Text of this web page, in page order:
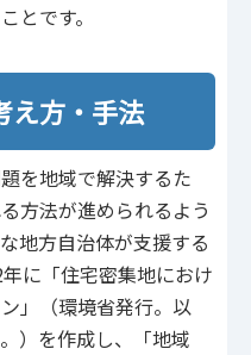
とです。
え方・手法
を地域で解決するた
方法が進められるよう
地方自治体が支援する
に「住宅密集地におけ
」（環境省発行。以
）を作成し、「地域